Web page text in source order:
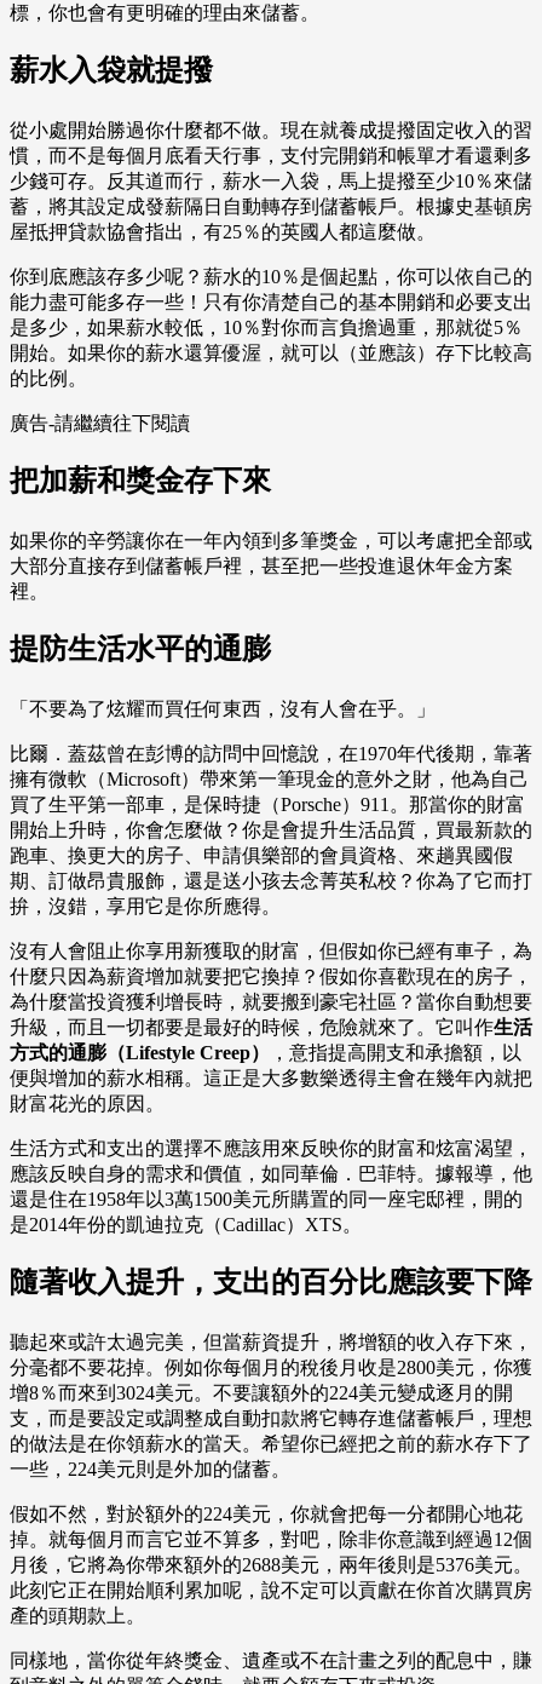
標，你也會有更明確的理由來儲蓄。
薪水入袋就提撥
從小處開始勝過你什麼都不做。現在就養成提撥固定收入的習
慣，而不是每個月底看天行事，支付完開銷和帳單才看還剩多
少錢可存。反其道而行，薪水一入袋，馬上提撥至少10％來儲
蓄，將其設定成發薪隔日自動轉存到儲蓄帳戶。根據史基頓房
屋抵押貸款協會指出，有25％的英國人都這麼做。
你到底應該存多少呢？薪水的10％是個起點，你可以依自己的
能力盡可能多存一些！只有你清楚自己的基本開銷和必要支出
是多少，如果薪水較低，10％對你而言負擔過重，那就從5％
開始。如果你的薪水還算優渥，就可以（並應該）存下比較高
的比例。
廣告-請繼續往下閱讀
把加薪和獎金存下來
如果你的辛勞讓你在一年內領到多筆獎金，可以考慮把全部或
大部分直接存到儲蓄帳戶裡，甚至把一些投進退休年金方案
裡。
提防生活水平的通膨
「不要為了炫耀而買任何東西，沒有人會在乎。」
比爾．蓋茲曾在彭博的訪問中回憶說，在1970年代後期，靠著
擁有微軟（Microsoft）帶來第一筆現金的意外之財，他為自己
買了生平第一部車，是保時捷（Porsche）911。那當你的財富
開始上升時，你會怎麼做？你是會提升生活品質，買最新款的
跑車、換更大的房子、申請俱樂部的會員資格、來趟異國假
期、訂做昂貴服飾，還是送小孩去念菁英私校？你為了它而打
拚，沒錯，享用它是你所應得。
沒有人會阻止你享用新獲取的財富，但假如你已經有車子，為
什麼只因為薪資增加就要把它換掉？假如你喜歡現在的房子，
為什麼當投資獲利增長時，就要搬到豪宅社區？當你自動想要
升級，而且一切都要是最好的時候，危險就來了。它叫作生活
方式的通膨（Lifestyle Creep）
，意指提高開支和承擔額，以
便與增加的薪水相稱。這正是大多數樂透得主會在幾年內就把
財富花光的原因。
生活方式和支出的選擇不應該用來反映你的財富和炫富渴望，
應該反映自身的需求和價值，如同華倫．巴菲特。據報導，他
還是住在1958年以3萬1500美元所購置的同一座宅邸裡，開的
是2014年份的凱迪拉克（Cadillac）XTS。
隨著收入提升，支出的百分比應該要下降
聽起來或許太過完美，但當薪資提升，將增額的收入存下來，
分毫都不要花掉。例如你每個月的稅後月收是2800美元，你獲
增8％而來到3024美元。不要讓額外的224美元變成逐月的開
支，而是要設定或調整成自動扣款將它轉存進儲蓄帳戶，理想
的做法是在你領薪水的當天。希望你已經把之前的薪水存下了
一些，224美元則是外加的儲蓄。
假如不然，對於額外的224美元，你就會把每一分都開心地花
掉。就每個月而言它並不算多，對吧，除非你意識到經過12個
月後，它將為你帶來額外的2688美元，兩年後則是5376美元。
此刻它正在開始順利累加呢，說不定可以貢獻在你首次購買房
產的頭期款上。
同樣地，當你從年終獎金、遺產或不在計畫之列的配息中，賺